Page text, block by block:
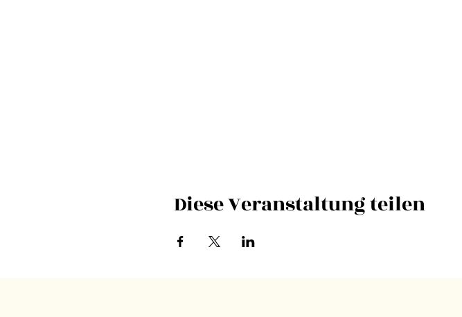
Diese Veranstaltung teilen